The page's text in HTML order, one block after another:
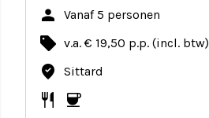
person Vanaf 5 personen
local_offer v.a. € 19,50 p.p. (incl. btw)
where_to_vote Sittard
restaurant coffee